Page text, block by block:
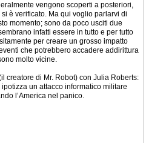
vengono scoperti a posteriori,
è verificato. Ma qui voglio parlarvi di
momento; sono da poco usciti due
infatti essere in tutto e per tutto
per creare un grosso impatto
che potrebbero accadere addirittura
molto vicine.
creatore di Mr. Robot) con Julia Roberts:
un attacco informatico militare
l’America nel panico.